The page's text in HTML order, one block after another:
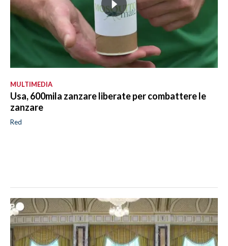
MULTIMEDIA
Usa, 600mila zanzare liberate per combattere le
zanzare
Red